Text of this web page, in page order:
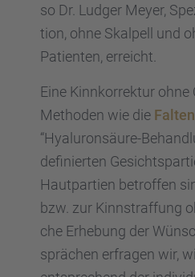
so Dr. Ludger Meyer,
tion, ohne Skalpell und
Patien­ten, erreicht.
Eine Kinnkor­rek­tur ohne
Metho­den wie die
“Hyalu­ron­säure-
definier­ten
Hautpar­tien betrof­fen
bzw. zur Kinnstraf­fung
che Erhebung der
sprä­chen erfra­gen wir,